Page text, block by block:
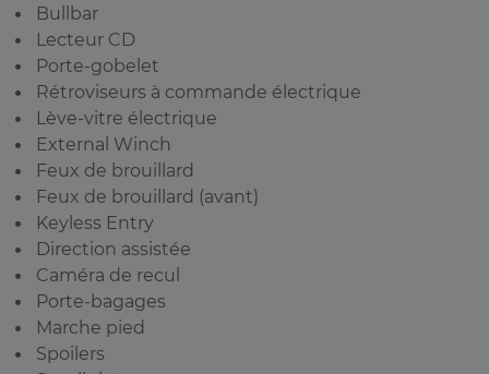
Bullbar
Lecteur CD
Porte-gobelet
Rétroviseurs à commande électrique
Lève-vitre électrique
External Winch
Feux de brouillard
Feux de brouillard (avant)
Keyless Entry
Direction assistée
Caméra de recul
Porte-bagages
Marche pied
Spoilers